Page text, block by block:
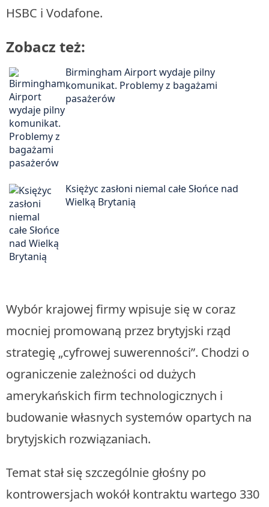
HSBC i Vodafone.
Zobacz też:
Birmingham Airport wydaje pilny
komunikat. Problemy z bagażami
pasażerów
Księżyc zasłoni niemal całe Słońce nad
Wielką Brytanią
Wybór krajowej firmy wpisuje się w coraz
mocniej promowaną przez brytyjski rząd
strategię „cyfrowej suwerenności”. Chodzi o
ograniczenie zależności od dużych
amerykańskich firm technologicznych i
budowanie własnych systemów opartych na
brytyjskich rozwiązaniach.
Temat stał się szczególnie głośny po
kontrowersjach wokół kontraktu wartego 330